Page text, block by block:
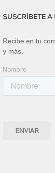
SUSCRÍBETE A
Recibe en tu
y más.
Nombre